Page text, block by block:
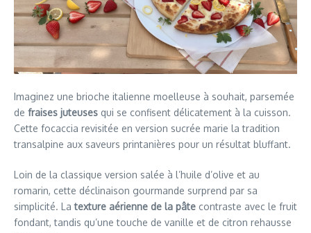
Imaginez une brioche italienne moelleuse à souhait, parsemée
de fraises juteuses qui se confisent délicatement à la cuisson.
Cette focaccia revisitée en version sucrée marie la tradition
transalpine aux saveurs printanières pour un résultat bluffant.
Loin de la classique version salée à l’huile d’olive et au
romarin, cette déclinaison gourmande surprend par sa
simplicité. Latexture aérienne de la pâte contraste avec le fruit
fondant, tandis qu’une touche de vanille et de citron rehausse